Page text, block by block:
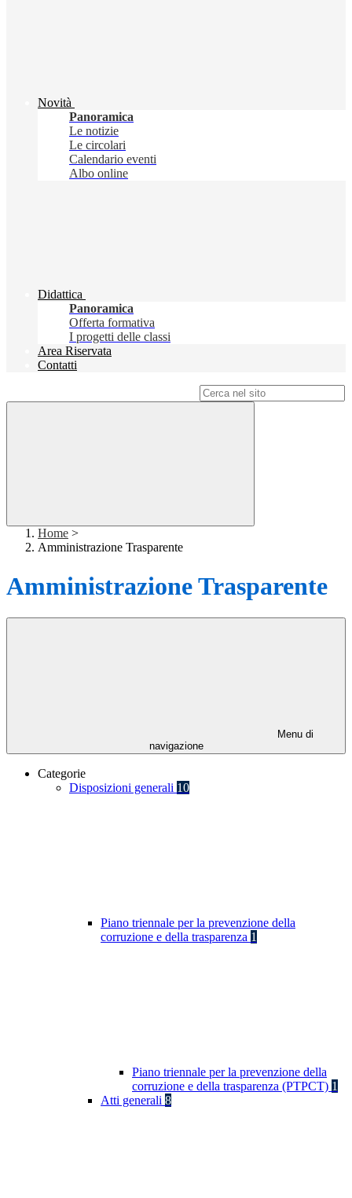
Novità
Panoramica
Le notizie
Le circolari
Calendario eventi
Albo online
Didattica
Panoramica
Offerta formativa
I progetti delle classi
Area Riservata
Contatti
Home >
Amministrazione Trasparente
Amministrazione Trasparente
Menu di
navigazione
Categorie
Disposizioni generali 10
Piano triennale per la prevenzione della
corruzione e della trasparenza 1
Piano triennale per la prevenzione della
corruzione e della trasparenza (PTPCT) 1
Atti generali 8